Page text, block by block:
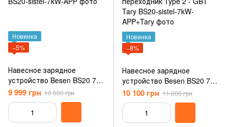
Новинка
−5%
Навесное зарядное
устройство Besen BS20 7
кВт 230В 32A с разъемом
Type 2 кабель 5м. + АРР
9 999 грн 10 500 грн
Новинка
−8%
Навесное зарядное
устройство Besen BS20 7
кВт 230В 32A с разъемом
Type 2 кабель 5м. + АРР +
переходник Type 2 - GBT
Tary
10 100 грн 11 000 грн